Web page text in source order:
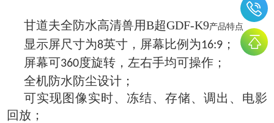
甘道夫全防水高清兽用B超GDF-K9产品特点
显示屏尺寸为8英寸，屏幕比例为16:9 ；
屏幕可360度旋转，左右手均可操作；
全机防水防尘设计；
可实现图像实时、冻结、存储、调出、电影
回放；